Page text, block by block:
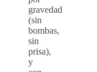
gravedad
(sin
bombas,
sin
prisa),
y